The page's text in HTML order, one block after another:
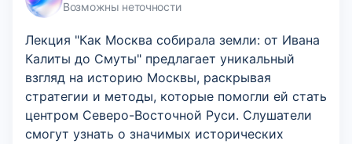
Возможны неточности
Лекция "Как Москва собирала земли: от Ивана
Калиты до Смуты" предлагает уникальный
взгляд на историю Москвы, раскрывая
стратегии и методы, которые помогли ей стать
центром Северо-Восточной Руси. Слушатели
смогут узнать о значимых исторических